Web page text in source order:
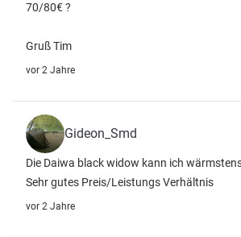
70/80€ ?
Gruß Tim
vor 2 Jahre
Gideon_Smd
Die Daiwa black widow kann ich
Sehr gutes Preis/Leistungs Verhältnis
vor 2 Jahre